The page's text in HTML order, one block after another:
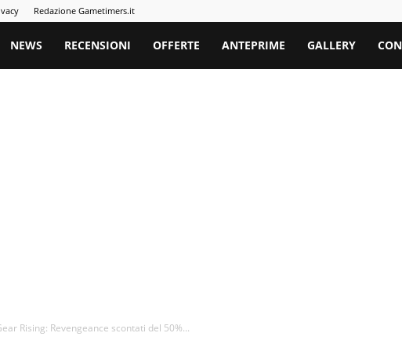
Redazione Gametimers.it
Gametimers
NEWS RECENSIONI OFFERTE ANTEPRIME GALLERY
Rising: Revengeance scontati del 50%...